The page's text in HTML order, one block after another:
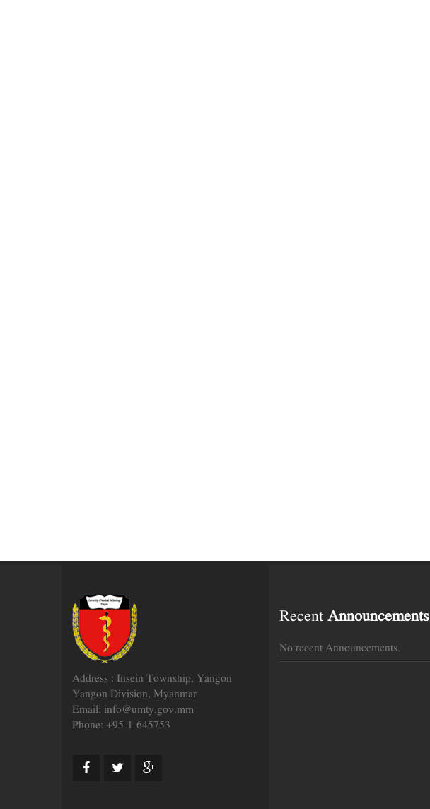
Address : Insein Township, Yangon
Yangon Division, Myanmar
Email: info@umty.gov.mm
Phone: +95-1-645753
Recent Announcements
No recent Announcements.